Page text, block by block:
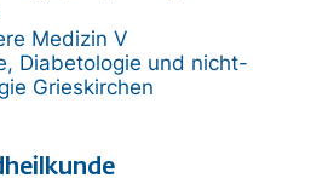
Medizin V
Diabetologie und nicht-
Grieskirchen